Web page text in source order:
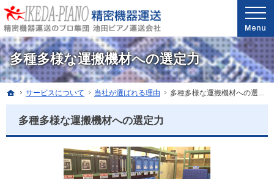
多種多様な運搬機材への選定力
安心と信頼の実績。精密機器・医療機器の運送・配送なら当社へ。
精密機器・医療機器の運送・配送なら世界最高レベルの配送技能を誇る池田ピアノ運送
ホーム
サービス について 当社が選ばれる理由 多種多様な運搬機材への選定力
多種多様な運搬機材への選定力